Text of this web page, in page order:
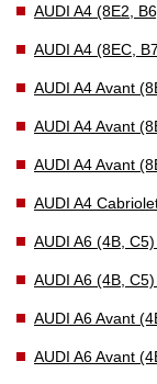
AUDI A4 (8E2,
AUDI A4 (8EC,
AUDI A4 Avant
AUDI A4 Avant
AUDI A4 Avant
AUDI A4
AUDI A6 (4B,
AUDI A6 (4B,
AUDI A6 Avant
AUDI A6 Avant